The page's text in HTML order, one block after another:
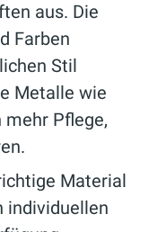
aus. Die
Farben
Stil
Metalle wie
Pflege,
Material
individuellen